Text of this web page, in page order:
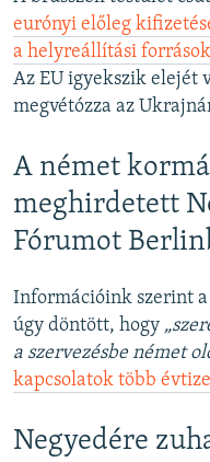
eurónyi előleg
a helyreállítási
Az EU igyekszik elejét
megvétózza az
A német
meghirdetett
Fórumot
Információink szerint
úgy döntött, hogy
a szervezésbe német
kapcsolatok több
Negyedére